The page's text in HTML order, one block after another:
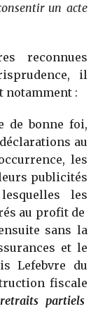
un acte
reconnues
il
notamment :
de bonne foi,
au
les
publicités
les
au profit de
sans la
et le
Lefebvre du
fiscale
partiels